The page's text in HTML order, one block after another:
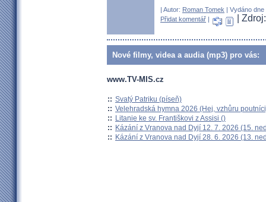
| Autor: Roman Tomek | Vydáno
Přidat komentář | |
Nové filmy, videa a audia (mp3) pro vás:
www.TV-MIS.cz
:: Svatý Patriku (píseň)
:: Velehradská hymna 2026 (Hej, vzhůru
:: Litanie ke sv. Františkovi z Assisi ()
:: Kázání z Vranova nad Dyjí 12. 7. 2026 (15.
:: Kázání z Vranova nad Dyjí 28. 6. 2026 (13.